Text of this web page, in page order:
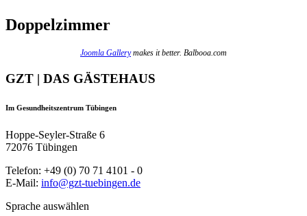
Doppelzimmer
Joomla Gallerymakes it better. Balbooa.com
GZT | DAS GÄSTEHAUS
Im Gesundheitszentrum Tübingen
Hoppe-Seyler-Straße 6
72076 Tübingen
Telefon: +49 (0) 70 71 4101 - 0
E-Mail: info@gzt-tuebingen.de
Sprache auswählen